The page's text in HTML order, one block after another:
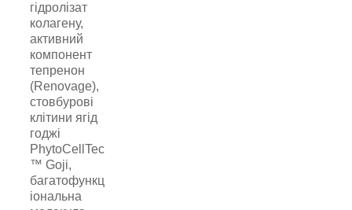
гідролізат
колагену,
активний
компонент
тепренон
(Renovage),
стовбурові
клітини ягід
годжі
PhytoCellTec
™ Goji,
багатофункц
іональна